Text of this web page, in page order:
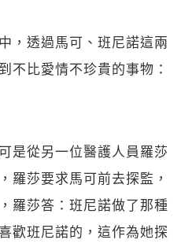
，透過馬可、班尼諾這兩
不比愛情不珍貴的事物：
是從另一位醫護人員羅莎
羅莎要求馬可前去探監，
羅莎答：班尼諾做了那種
歡班尼諾的，這作為她探